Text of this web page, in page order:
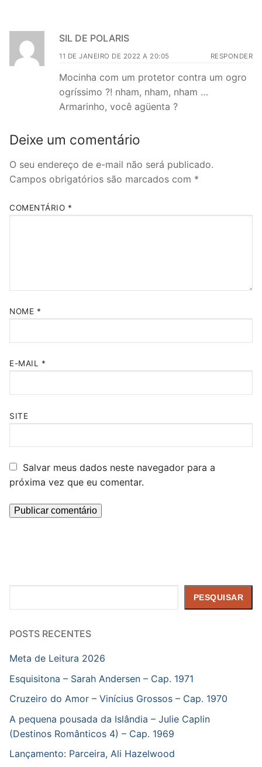
SIL DE POLARIS
11 DE JANEIRO DE 2022 A 20:05 RESPONDER
Mocinha com um protetor contra um ogro
ogríssimo ?! nham, nham, nham …
Armarinho, você agüenta ?
Deixe um comentário
O seu endereço de e-mail não será publicado.
Campos obrigatórios são marcados com *
COMENTÁRIO *
NOME *
E-MAIL *
SITE
Salvar meus dados neste navegador para a
próxima vez que eu comentar.
PESQUISAR
POSTS RECENTES
Meta de Leitura 2026
Esquisitona – Sarah Andersen – Cap. 1971
Cruzeiro do Amor – Vinícius Grossos – Cap. 1970
A pequena pousada da Islândia – Julie Caplin
(Destinos Românticos 4) – Cap. 1969
Lançamento: Parceira, Ali Hazelwood